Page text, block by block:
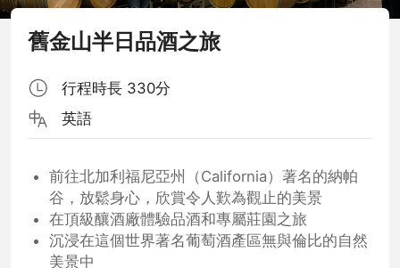
舊金山半日品酒之旅
行程時長 330分
英語
前往北加利福尼亞州（California）著名的納帕
谷，放鬆身心，欣賞令人歎為觀止的美景
在頂級釀酒廠體驗品酒和專屬莊園之旅
沉浸在這個世界著名葡萄酒產區無與倫比的自然
美景中